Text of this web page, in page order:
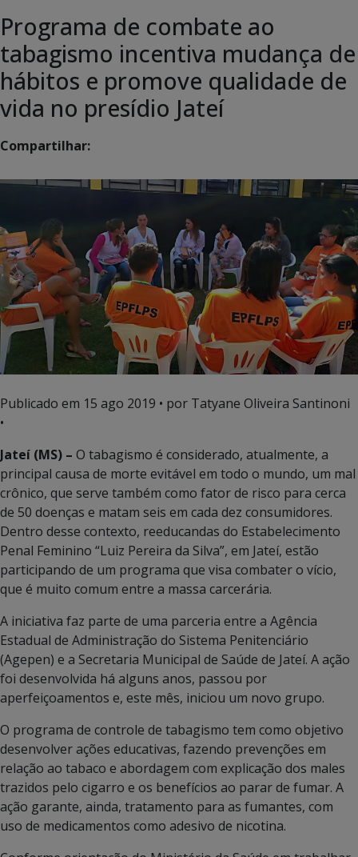
Programa de combate ao
tabagismo incentiva mudança de
hábitos e promove qualidade de
vida no presídio Jateí
Compartilhar:
Publicado em 15 ago 2019 • por Tatyane Oliveira Santinoni
•
Jateí (MS) – O tabagismo é considerado, atualmente, a
principal causa de morte evitável em todo o mundo, um mal
crônico, que serve também como fator de risco para cerca
de 50 doenças e matam seis em cada dez consumidores.
Dentro desse contexto, reeducandas do Estabelecimento
Penal Feminino “Luiz Pereira da Silva”, em Jateí, estão
participando de um programa que visa combater o vício,
que é muito comum entre a massa carcerária.
A iniciativa faz parte de uma parceria entre a Agência
Estadual de Administração do Sistema Penitenciário
(Agepen) e a Secretaria Municipal de Saúde de Jateí. A ação
foi desenvolvida há alguns anos, passou por
aperfeiçoamentos e, este mês, iniciou um novo grupo.
O programa de controle de tabagismo tem como objetivo
desenvolver ações educativas, fazendo prevenções em
relação ao tabaco e abordagem com explicação dos males
trazidos pelo cigarro e os benefícios ao parar de fumar. A
ação garante, ainda, tratamento para as fumantes, com
uso de medicamentos como adesivo de nicotina.